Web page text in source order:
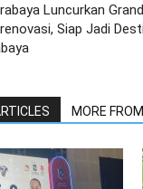
Luncurkan
Siap Jadi
MORE